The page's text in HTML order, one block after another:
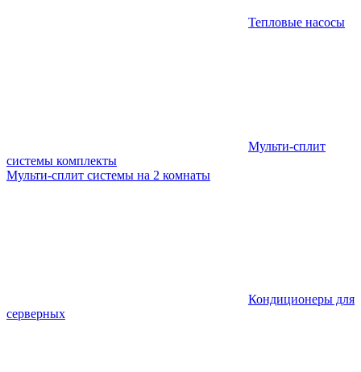
Тепловые насосы
Мульти-сплит
системы комплекты
Мульти-сплит системы на 2 комнаты
Кондиционеры для
серверных